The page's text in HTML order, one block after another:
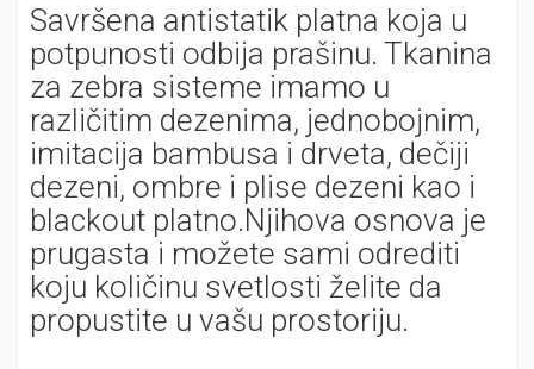
Savršena antistatik platna koja u
potpunosti odbija prašinu. Tkanina
za zebra sisteme imamo u
različitim dezenima, jednobojnim,
imitacija bambusa i drveta, dečiji
dezeni, ombre i plise dezeni kao i
blackout platno.Njihova osnova je
prugasta i možete sami odrediti
koju količinu svetlosti želite da
propustite u vašu prostoriju.